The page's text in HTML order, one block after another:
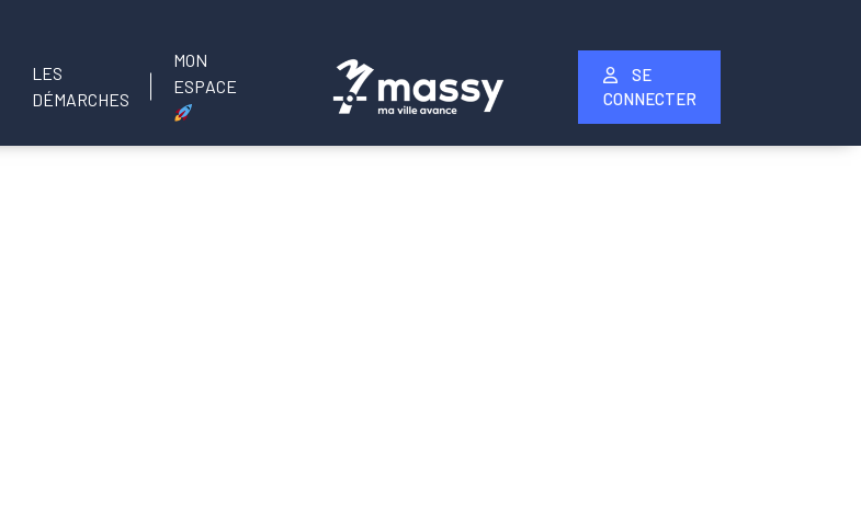
LES
DÉMARCHES
MON
ESPACE
SE
CONNECTER